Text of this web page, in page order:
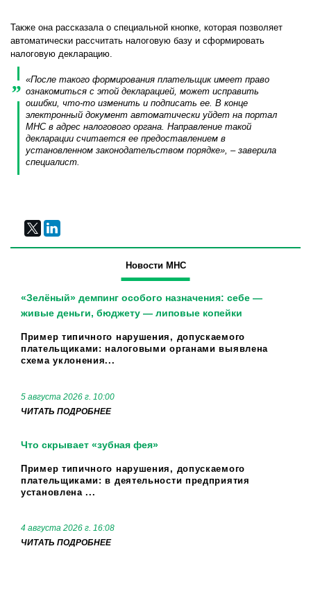
Также она рассказала о специальной кнопке, которая позволяет
автоматически рассчитать налоговую базу и сформировать
налоговую декларацию.
«После такого формирования плательщик имеет право
ознакомиться с этой декларацией, может исправить
ошибки, что-то изменить и подписать ее. В конце
электронный документ автоматически уйдет на портал
МНС в адрес налогового органа. Направление такой
декларации считается ее предоставлением в
установленном законодательством порядке», – заверила
специалист.
Новости МНС
«Зелёный» демпинг особого назначения: себе —
живые деньги, бюджету — липовые копейки
Пример типичного нарушения, допускаемого
плательщиками: налоговыми органами выявлена
схема уклонения...
5 августа 2026 г. 10:00
ЧИТАТЬ ПОДРОБНЕЕ
Что скрывает «зубная фея»
Пример типичного нарушения, допускаемого
плательщиками: в деятельности предприятия
установлена ...
4 августа 2026 г. 16:08
ЧИТАТЬ ПОДРОБНЕЕ